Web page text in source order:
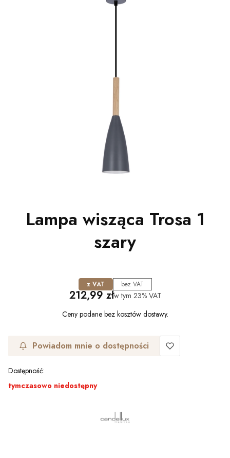
Lampa wisząca Trosa 1
szary
z VAT bez VAT
Cena
212,99 złw tym 23% VAT
Ceny podane bez kosztów dostawy.
Powiadom mnie o dostępności
Dostępność:
tymczasowo niedostępny